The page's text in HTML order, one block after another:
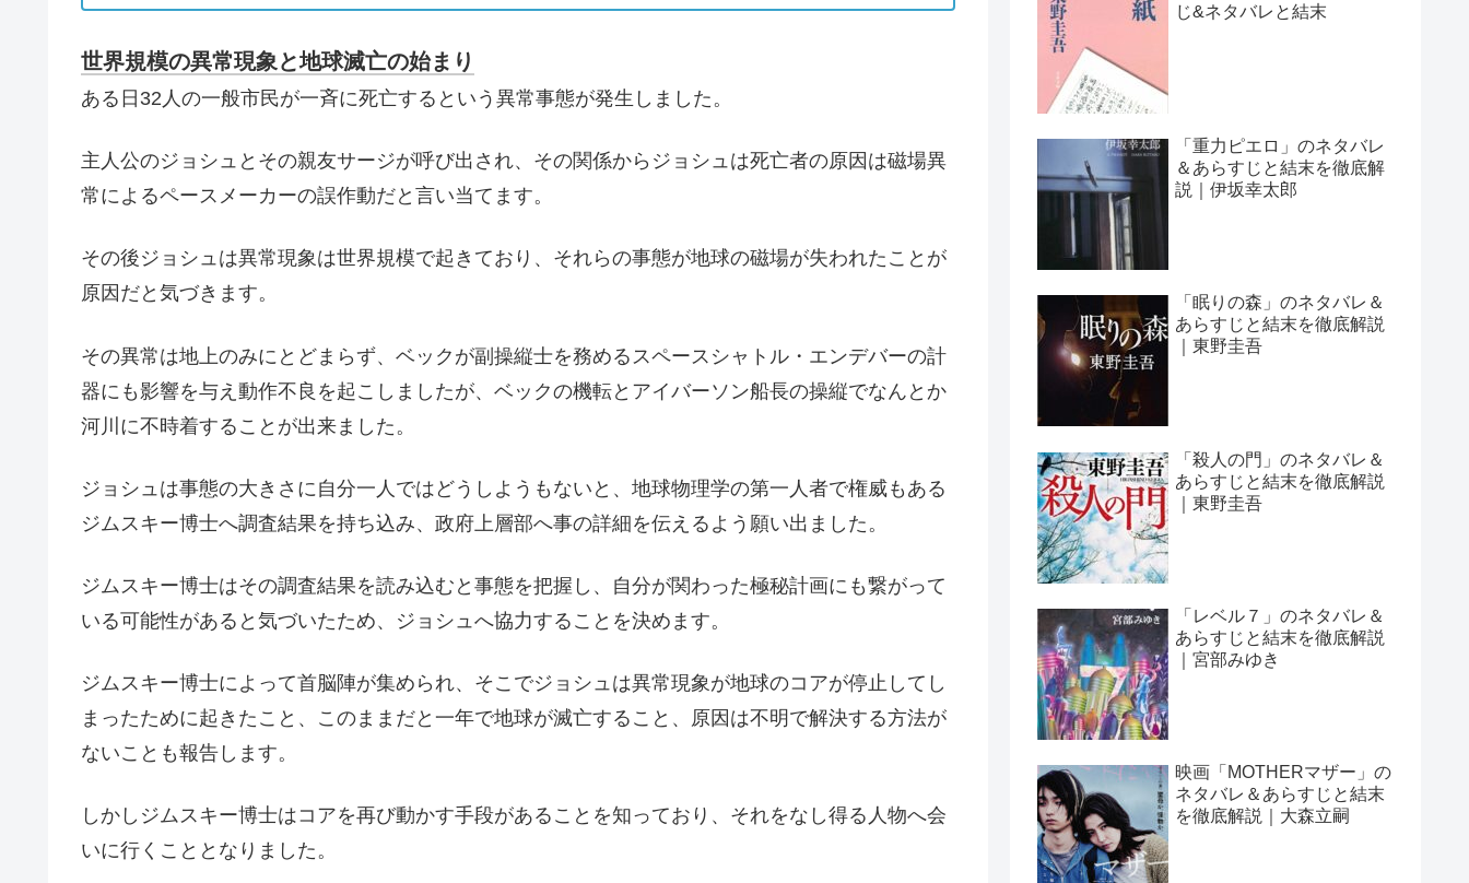
世界規模の異常現象と地球滅亡の始まり
ある日32人の一般市民が一斉に死亡するという異常事態が発生しました。
主人公のジョシュとその親友サージが呼び出され、その関係からジョシュは死亡者の原因は磁場異
常によるペースメーカーの誤作動だと言い当てます。
その後ジョシュは異常現象は世界規模で起きており、それらの事態が地球の磁場が失われたことが
原因だと気づきます。
その異常は地上のみにとどまらず、ベックが副操縦士を務めるスペースシャトル・エンデバーの計
器にも影響を与え動作不良を起こしましたが、ベックの機転とアイバーソン船長の操縦でなんとか
河川に不時着することが出来ました。
ジョシュは事態の大きさに自分一人ではどうしようもないと、地球物理学の第一人者で権威もある
ジムスキー博士へ調査結果を持ち込み、政府上層部へ事の詳細を伝えるよう願い出ました。
ジムスキー博士はその調査結果を読み込むと事態を把握し、自分が関わった極秘計画にも繋がって
いる可能性があると気づいたため、ジョシュへ協力することを決めます。
ジムスキー博士によって首脳陣が集められ、そこでジョシュは異常現象が地球のコアが停止してし
まったために起きたこと、このままだと一年で地球が滅亡すること、原因は不明で解決する方法が
ないことも報告します。
しかしジムスキー博士はコアを再び動かす手段があることを知っており、それをなし得る人物へ会
いに行くこととなりました。
じ&ネタバレと結末
「重力ピエロ」のネタバレ
＆あらすじと結末を徹底解
説｜伊坂幸太郎
「眠りの森」のネタバレ＆
あらすじと結末を徹底解説
｜東野圭吾
「殺人の門」のネタバレ＆
あらすじと結末を徹底解説
｜東野圭吾
「レベル７」のネタバレ＆
あらすじと結末を徹底解説
｜宮部みゆき
映画「MOTHERマザー」の
ネタバレ＆あらすじと結末
を徹底解説｜大森立嗣